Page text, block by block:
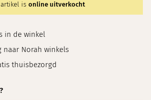
is online uitverkocht
in de winkel
naar Norah winkels
thuisbezorgd